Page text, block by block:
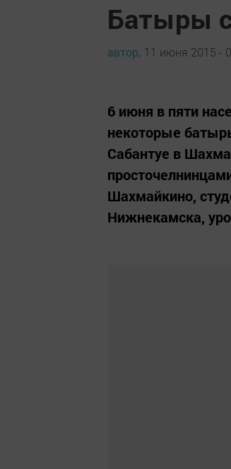
Батыры
автор, 11 июня 2015 -
6 июня в пяти
некоторые
Сабантуе в
Шахмайкино,
Нижнекамска,